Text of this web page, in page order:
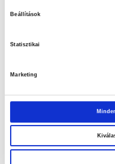
Beállítások
Statisztikai
Marketing
ÁSVÁNYI
II.
Bánfalvi Ágnes Renáta